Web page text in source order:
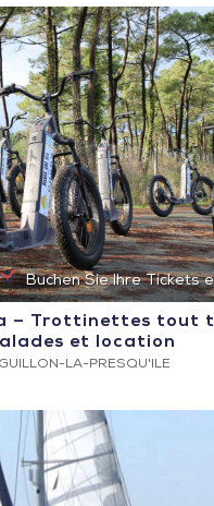
Buchen Sie Ihre Tickets
– Trottinettes tout
et location
LA-PRESQU'ILE